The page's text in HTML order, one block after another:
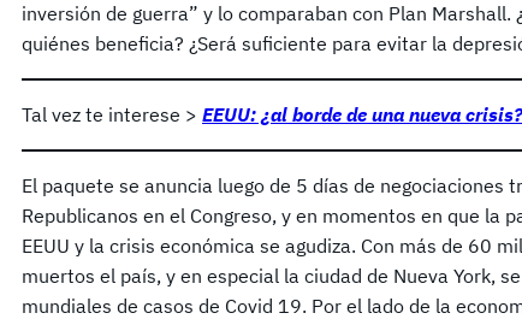
inversión de guerra” y lo comparaban con Plan Marshall.
quiénes beneficia? ¿Será suficiente para evitar la
Tal vez te interese > EEUU: ¿al borde de una nueva crisis?
El paquete se anuncia luego de 5 días de negociaciones
Republicanos en el Congreso, y en momentos en que la
EEUU y la crisis económica se agudiza. Con más de 60
muertos el país, y en especial la ciudad de Nueva York,
mundiales de casos de Covid 19. Por el lado de la